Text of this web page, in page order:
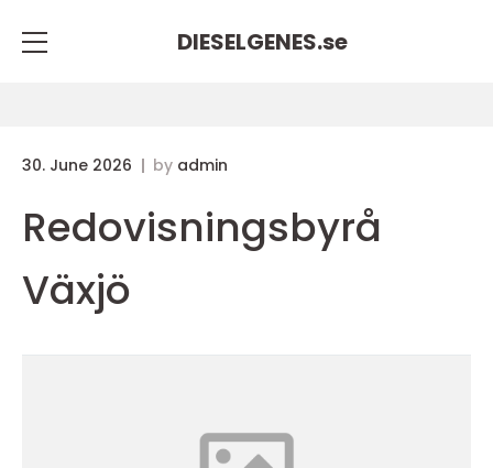
DIESELGENES.se
30. June 2026 by admin
Redovisningsbyrå
Växjö